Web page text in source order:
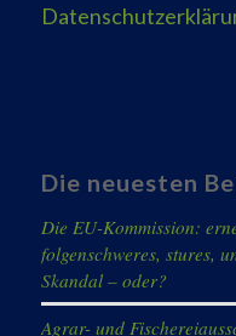
Die neuesten
Die EU-Kommission:
folgenschweres, stures,
Skandal – oder?
Agrar- und